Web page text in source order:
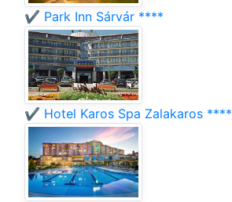
✔️ Park Inn Sárvár ****
✔️ Hotel Karos Spa Zalakaros ****